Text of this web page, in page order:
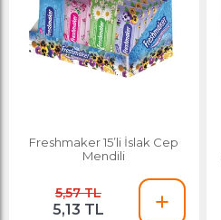
Freshmaker 15’li İslak Cep
Mendili
5,57 TL
5,13 TL